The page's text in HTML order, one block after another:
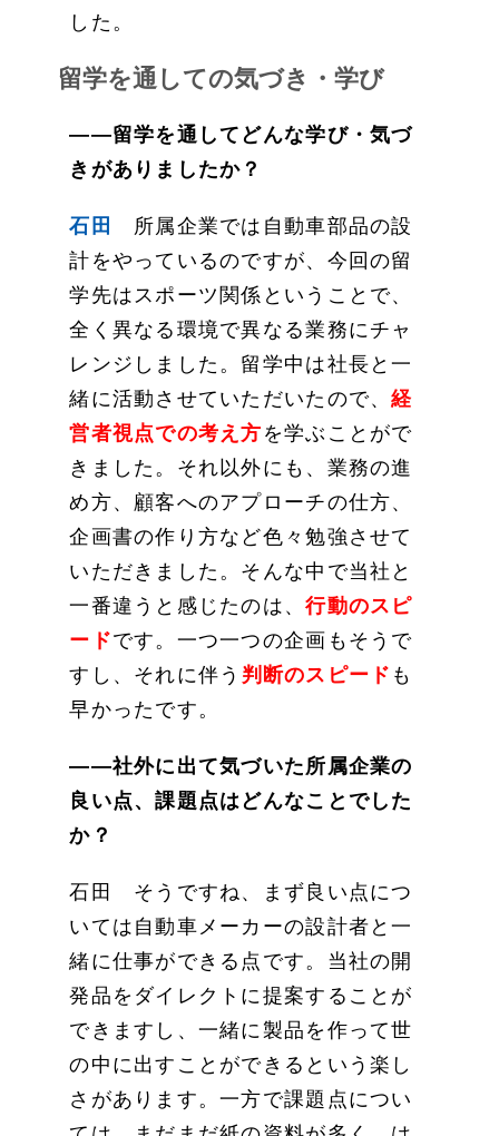
した。
留学を通しての気づき・学び
——留学を通してどんな学び・気づ
きがありましたか？
石田
所属企業では自動車部品の設
計をやっているのですが、今回の留
学先はスポーツ関係ということで、
全く異なる環境で異なる業務にチャ
レンジしました。留学中は社長と一
緒に活動させていただいたので、経
営者視点での考え方 を学ぶことがで
きました。それ以外にも、業務の進
め方、顧客へのアプローチの仕方、
企画書の作り方など色々勉強させて
いただきました。そんな中で当社と
一番違うと感じたのは、行動のスピ
ードです。一つ一つの企画もそうで
すし、それに伴う 判断のスピード も
早かったです。
——社外に出て気づいた所属企業の
良い点、課題点はどんなことでした
か？
石田 そうですね、まず良い点につ
いては自動車メーカーの設計者と一
緒に仕事ができる点です。当社の開
発品をダイレクトに提案することが
できますし、一緒に製品を作って世
の中に出すことができるという楽し
さがあります。一方で課題点につい